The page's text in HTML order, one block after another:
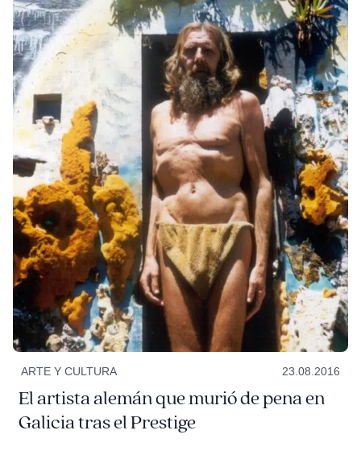
ARTE Y CULTURA 23.08.2016
El artista alemán que murió de pena en
Galicia tras el Prestige